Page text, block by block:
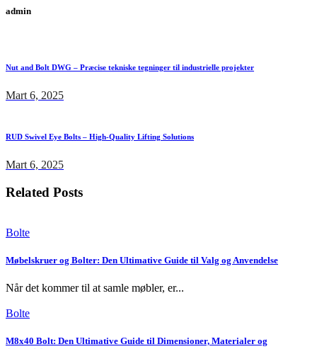
admin
Nut and Bolt DWG – Præcise tekniske tegninger til industrielle projekter
Mart 6, 2025
RUD Swivel Eye Bolts – High-Quality Lifting Solutions
Mart 6, 2025
Related Posts
Bolte
Møbelskruer og Bolter: Den Ultimative Guide til Valg og Anvendelse
Når det kommer til at samle møbler, er...
Bolte
M8x40 Bolt: Den Ultimative Guide til Dimensioner, Materialer og